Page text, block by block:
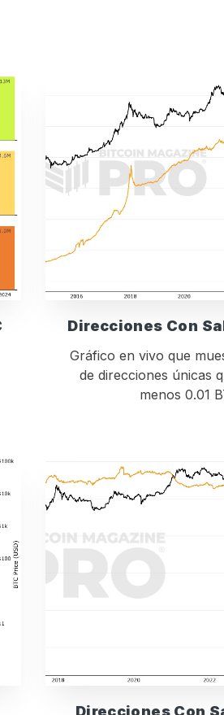
Direcciones Con
Gráfico en vivo que
de direcciones únicas
menos 0.01
Direcciones Con